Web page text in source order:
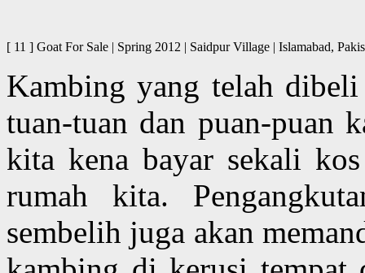
[ 11 ] Goat For Sale | Spring 2012 | Saidpur Village | Islamabad,
Kambing yang telah
tuan-tuan dan puan-puan
kita kena bayar sekali
rumah kita.
sembelih juga akan